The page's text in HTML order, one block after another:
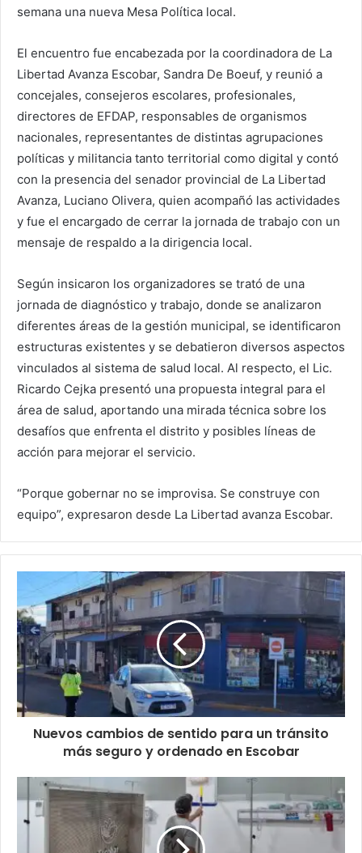
semana una nueva Mesa Política local.
El encuentro fue encabezada por la coordinadora de La
Libertad Avanza Escobar, Sandra De Boeuf, y reunió a
concejales, consejeros escolares, profesionales,
directores de EFDAP, responsables de organismos
nacionales, representantes de distintas agrupaciones
políticas y militancia tanto territorial como digital y contó
con la presencia del senador provincial de La Libertad
Avanza, Luciano Olivera, quien acompañó las actividades
y fue el encargado de cerrar la jornada de trabajo con un
mensaje de respaldo a la dirigencia local.
Según insicaron los organizadores se trató de una
jornada de diagnóstico y trabajo, donde se analizaron
diferentes áreas de la gestión municipal, se identificaron
estructuras existentes y se debatieron diversos aspectos
vinculados al sistema de salud local. Al respecto, el Lic.
Ricardo Cejka presentó una propuesta integral para el
área de salud, aportando una mirada técnica sobre los
desafíos que enfrenta el distrito y posibles líneas de
acción para mejorar el servicio.
“Porque gobernar no se improvisa. Se construye con
equipo”, expresaron desde La Libertad avanza Escobar.
Nuevos cambios de sentido para un tránsito
más seguro y ordenado en Escobar